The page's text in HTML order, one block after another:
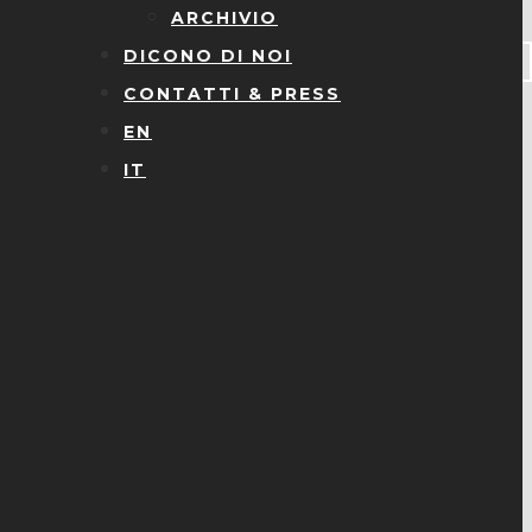
ARCHIVIO
DICONO DI NOI
CONTATTI & PRESS
EN
IT